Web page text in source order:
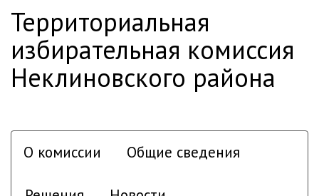
Территориальная
избирательная комиссия
Неклиновского района
О комиссии Общие сведения